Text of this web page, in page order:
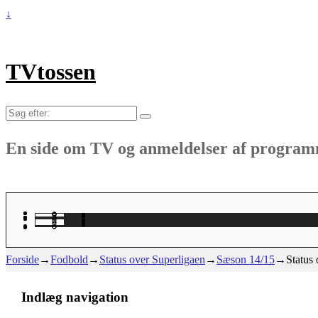
↓
TVtossen
Søg
En side om TV og anmeldelser af
Forside→Fodbold → Status over Superligaen → Sæson 14/15→ Status
Indlæg navigation